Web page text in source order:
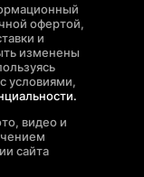
офертой,
и
изменены
условиями,
видео и
сайта